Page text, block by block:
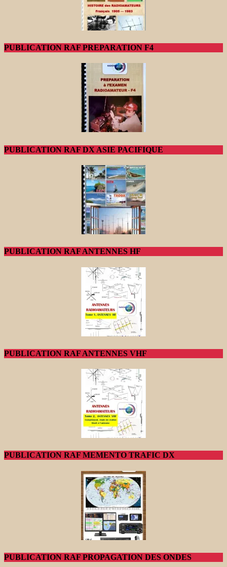
PUBLICATION RAF PREPARATION F4
PUBLICATION RAF DX ASIE PACIFIQUE
PUBLICATION RAF ANTENNES HF
PUBLICATION RAF ANTENNES VHF
PUBLICATION RAF MEMENTO TRAFIC DX
PUBLICATION RAF PROPAGATION DES ONDES